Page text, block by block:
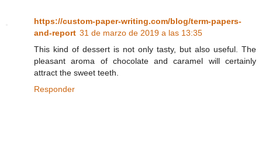
https://custom-paper-writing.com/blog/term-papers-
and-report 31 de marzo de 2019 a las 13:35
This kind of dessert is not only tasty, but also useful. The
pleasant aroma of chocolate and caramel will certainly
attract the sweet teeth.
Responder